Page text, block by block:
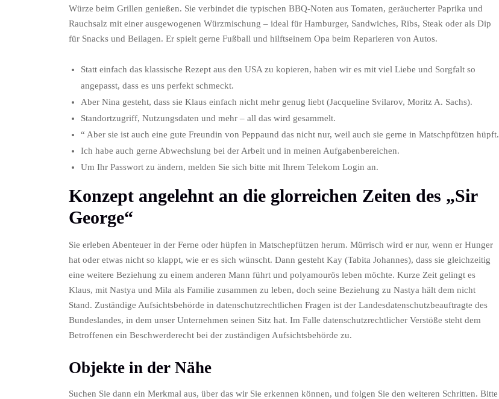
Würze beim Grillen genießen. Sie verbindet die typischen BBQ-Noten aus Tomaten, geräucherter Paprika und
Rauchsalz mit einer ausgewogenen Würzmischung – ideal für Hamburger, Sandwiches, Ribs, Steak oder als Dip
für Snacks und Beilagen. Er spielt gerne Fußball und hilftseinem Opa beim Reparieren von Autos.
Statt einfach das klassische Rezept aus den USA zu kopieren, haben wir es mit viel Liebe und Sorgfalt so
angepasst, dass es uns perfekt schmeckt.
Aber Nina gesteht, dass sie Klaus einfach nicht mehr genug liebt (Jacqueline Svilarov, Moritz A. Sachs).
Standortzugriff, Nutzungsdaten und mehr – all das wird gesammelt.
“ Aber sie ist auch eine gute Freundin von Peppaund das nicht nur, weil auch sie gerne in Matschpfützen hüpft.
Ich habe auch gerne Abwechslung bei der Arbeit und in meinen Aufgabenbereichen.
Um Ihr Passwort zu ändern, melden Sie sich bitte mit Ihrem Telekom Login an.
Konzept angelehnt an die glorreichen Zeiten des „Sir
George“
Sie erleben Abenteuer in der Ferne oder hüpfen in Matschepfützen herum. Mürrisch wird er nur, wenn er Hunger
hat oder etwas nicht so klappt, wie er es sich wünscht. Dann gesteht Kay (Tabita Johannes), dass sie gleichzeitig
eine weitere Beziehung zu einem anderen Mann führt und polyamourös leben möchte. Kurze Zeit gelingt es
Klaus, mit Nastya und Mila als Familie zusammen zu leben, doch seine Beziehung zu Nastya hält dem nicht
Stand. Zuständige Aufsichtsbehörde in datenschutzrechtlichen Fragen ist der Landesdatenschutzbeauftragte des
Bundeslandes, in dem unser Unternehmen seinen Sitz hat. Im Falle datenschutzrechtlicher Verstöße steht dem
Betroffenen ein Beschwerderecht bei der zuständigen Aufsichtsbehörde zu.
Objekte in der Nähe
Suchen Sie dann ein Merkmal aus, über das wir Sie erkennen können, und folgen Sie den weiteren Schritten. Bitte